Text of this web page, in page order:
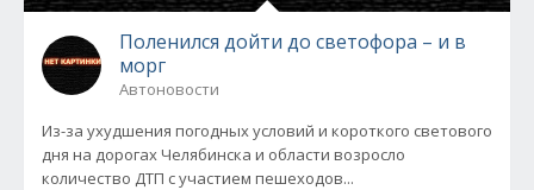
Поленился дойти до светофора – и в
морг
Автоновости
Из-за ухудшения погодных условий и короткого светового
дня на дорогах Челябинска и области возросло
количество ДТП с участием пешеходов...